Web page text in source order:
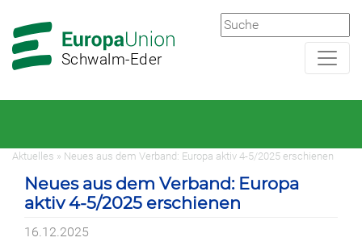
Hauptnavigation
Hauptbereich
Schwalm-Eder
Aktuelles » Neues aus dem Verband: Europa aktiv 4-5/2025 erschienen
Neues aus dem Verband: Europa
aktiv 4-5/2025 erschienen
16.12.2025